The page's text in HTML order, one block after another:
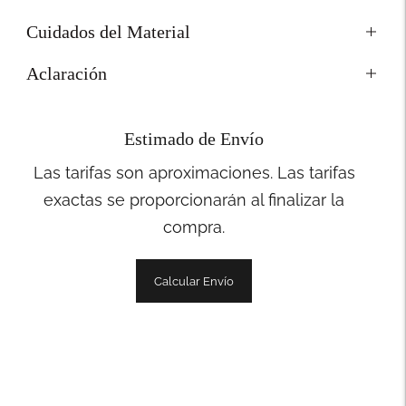
Cuidados del Material
Aclaración
Estimado de Envío
Las tarifas son aproximaciones. Las tarifas
exactas se proporcionarán al finalizar la
compra.
Calcular Envío